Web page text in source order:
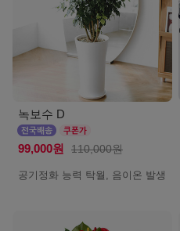
녹보수 D
99,000원 110,000원
공기정화 능력 탁월, 음이온 발생